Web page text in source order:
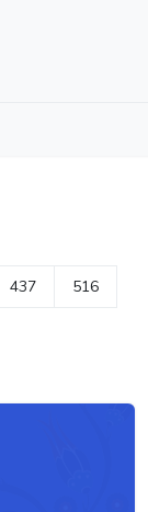
437 516